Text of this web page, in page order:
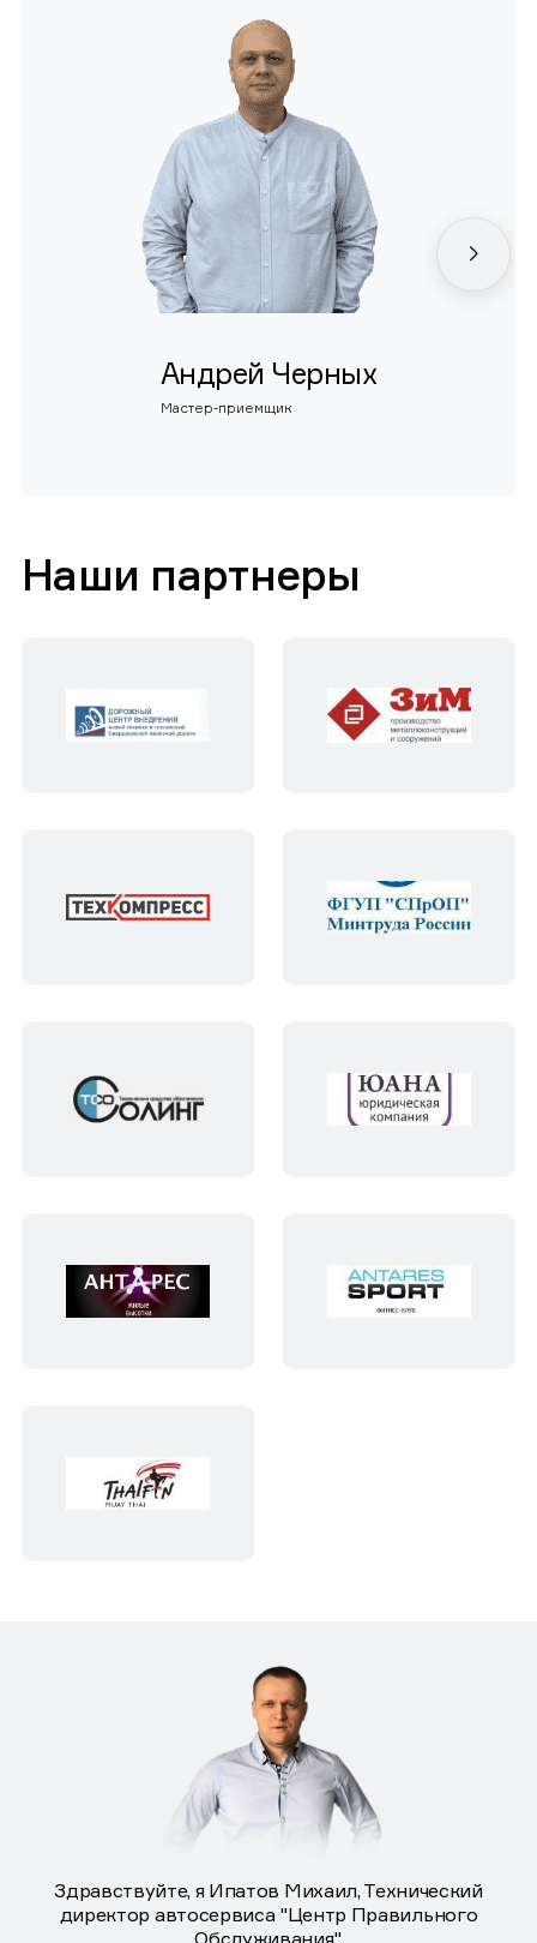
Андрей Черных
Мастер-приемщик
Наши партнеры
Здравствуйте, я Ипатов Михаил, Технический
директор автосервиса "Центр Правильного